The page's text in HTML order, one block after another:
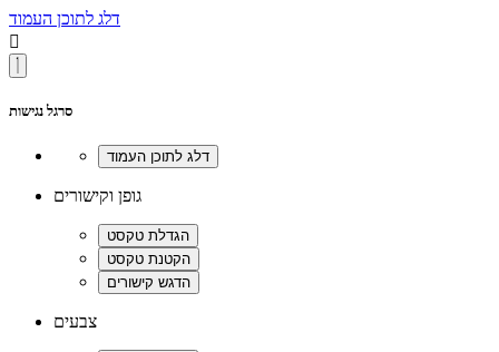
דלג לתוכן העמוד

סרגל נגישות
גופן וקישורים
צבעים